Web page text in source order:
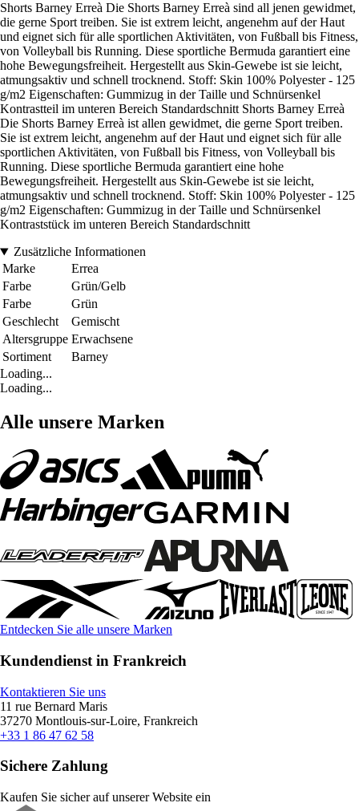
Shorts Barney Erreà Die Shorts Barney Erreà sind all jenen gewidmet,
die gerne Sport treiben. Sie ist extrem leicht, angenehm auf der Haut
und eignet sich für alle sportlichen Aktivitäten, von Fußball bis Fitness,
von Volleyball bis Running. Diese sportliche Bermuda garantiert eine
hohe Bewegungsfreiheit. Hergestellt aus Skin-Gewebe ist sie leicht,
atmungsaktiv und schnell trocknend. Stoff: Skin 100% Polyester - 125
g/m2 Eigenschaften: Gummizug in der Taille und Schnürsenkel
Kontrastteil im unteren Bereich Standardschnitt Shorts Barney Erreà
Die Shorts Barney Erreà ist allen gewidmet, die gerne Sport treiben.
Sie ist extrem leicht, angenehm auf der Haut und eignet sich für alle
sportlichen Aktivitäten, von Fußball bis Fitness, von Volleyball bis
Running. Diese sportliche Bermuda garantiert eine hohe
Bewegungsfreiheit. Hergestellt aus Skin-Gewebe ist sie leicht,
atmungsaktiv und schnell trocknend. Stoff: Skin 100% Polyester - 125
g/m2 Eigenschaften: Gummizug in der Taille und Schnürsenkel
Kontraststück im unteren Bereich Standardschnitt
Zusätzliche Informationen
Marke
Errea
Farbe
Grün/Gelb
Farbe
Grün
Geschlecht
Gemischt
Altersgruppe Erwachsene
Sortiment
Barney
Loading...
Loading...
Alle unsere Marken
Entdecken Sie alle unsere Marken
Kundendienst in Frankreich
Kontaktieren Sie uns
11 rue Bernard Maris
37270 Montlouis-sur-Loire, Frankreich
+33 1 86 47 62 58
Sichere Zahlung
Kaufen Sie sicher auf unserer Website ein